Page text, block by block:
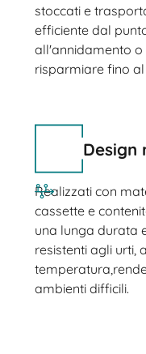
stoccati e
efficiente dal
all'annidamento
risparmiare fino al
Design
Realizzati con
cassette e
una lunga durata
resistenti agli urti,
ambienti difficili.